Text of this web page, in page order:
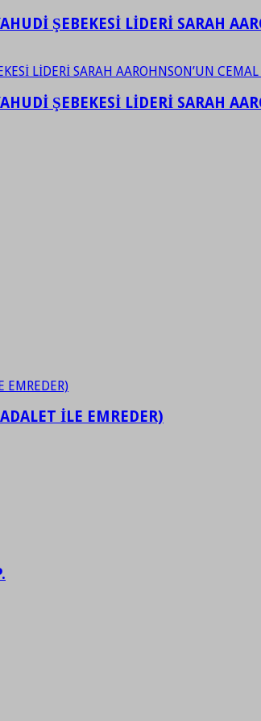
ŞEBEKESİ LİDERİ SARAH
ŞEBEKESİ LİDERİ SARAH
İLE EMREDER)